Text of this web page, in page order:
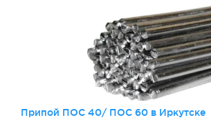
Припой ПОС 40/ ПОС 60 в Иркутске